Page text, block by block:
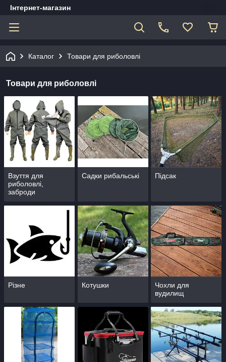
Інтернет-магазин
Каталог Товари для риболовлі
Товари для риболовлі
Взуття для
риболовлі,
заброди
Садки рибальські Підсак
Різне Котушки
Чохли для
вудилищ